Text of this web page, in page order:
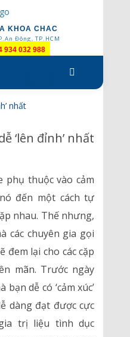
KHOA CHAC
Đông, TP.HCM
934 032 988
to
content
nhất
‘lên đỉnh’ nhất
phụ thuộc vào cảm
đến một cách tự
nhau. Thế nhưng,
các chuyên gia gọi
đem lại cho các cặp
mãn. Trước ngày
bạn dễ có ‘cảm xúc’
dàng đạt được cực
trị liệu tình dục